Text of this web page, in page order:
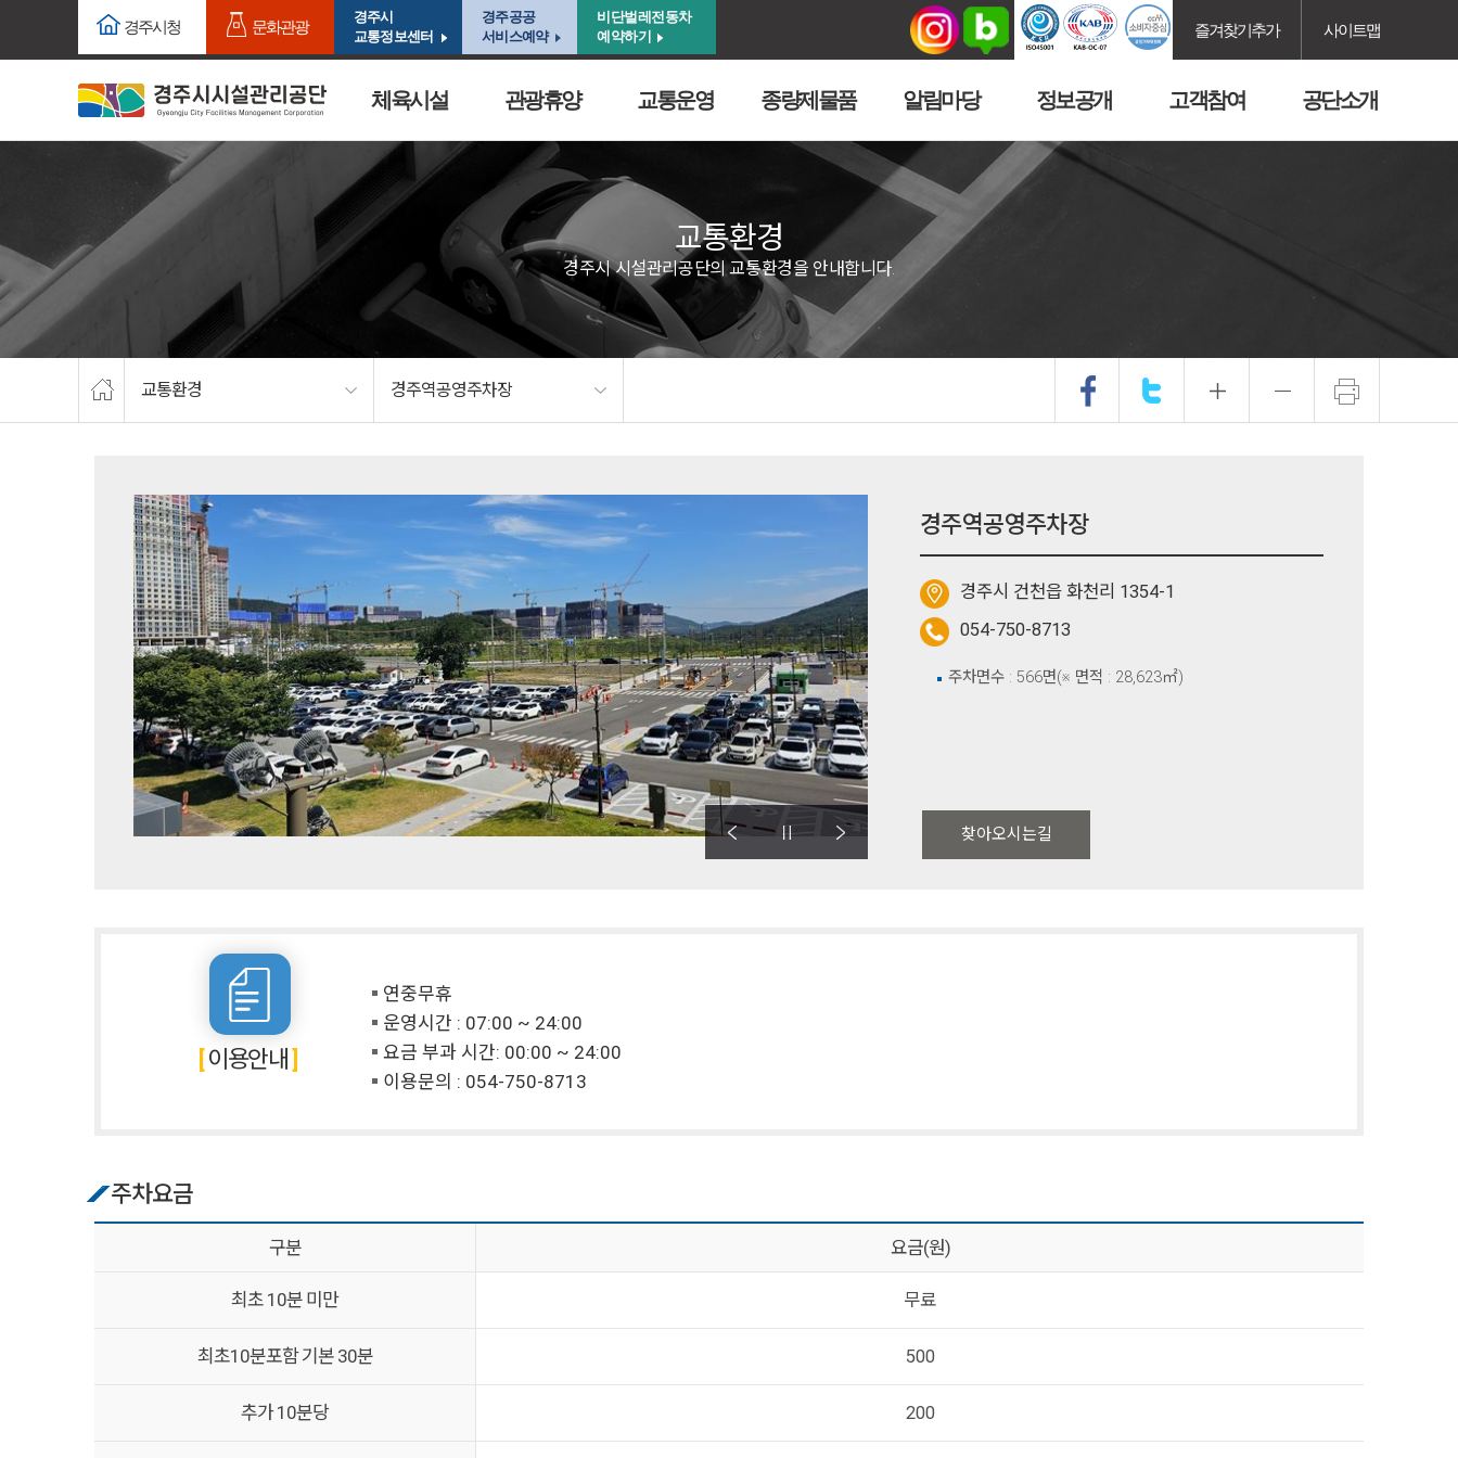
주요메뉴로 건너뛰기
경주시청 문화관광
경주시
교통정보센터
경주공공
서비스예약
비단벌레전동차
예약하기
즐겨찾기추가 사이트맵
체육시설 관광휴양 교통운영 종량제물품 알림마당 정보공개 고객참여 공단소개
교통환경
경주시 시설관리공단의 교통환경을 안내합니다.
교통환경 경주역공영주차장
경주역공영주차장
경주시 건천읍 화천리 1354-1
054-750-8713
찾아오시는길
주차면수 : 566면(※ 면적 : 28,623㎡)
이용안내
연중무휴
운영시간 : 07:00 ~ 24:00
요금 부과 시간: 00:00 ~ 24:00
이용문의 : 054-750-8713
주차요금
구분 요금(원)
최초 10분 미만 무료
최초10분포함 기본 30분 500
추가 10분당 200